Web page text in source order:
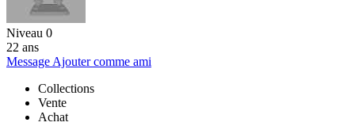
Niveau 0
22 ans
Message Ajouter comme ami
Collections
Vente
Achat